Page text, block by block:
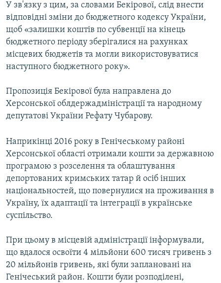
У зв'язку з цим, за словами Бекірової, слід внести
відповідні зміни до бюджетного кодексу України,
щоб «залишки коштів по субвенції на кінець
бюджетного періоду зберігалися на рахунках
місцевих бюджетів та могли використовуватися
наступного бюджетного року».
Пропозиція Бекірової була направлена до
Херсонської облдержадміністрації та народному
депутатові України Рефату Чубарову.
Наприкінці 2016 року в Генічеському районі
Херсонської області отримали кошти за державною
програмою з розселення та облаштування
депортованих кримських татар й осіб інших
національностей, що повернулися на проживання в
Україну, їх адаптації та інтеграції в українське
суспільство.
При цьому в місцевій адміністрації інформували,
що вдалося освоїти 4 мільйони 600 тисяч гривень з
20 мільйонів гривень, які були заплановані на
Генічеський район. Кошти були розподілені,